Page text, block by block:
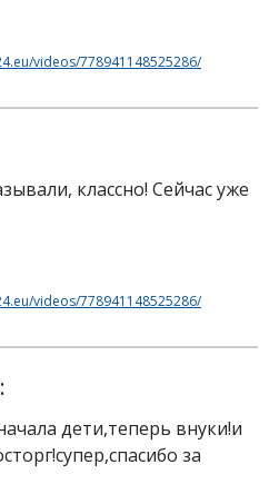
videos/778941148525286/
классно! Сейчас уже
videos/778941148525286/
дети,теперь внуки!и
за